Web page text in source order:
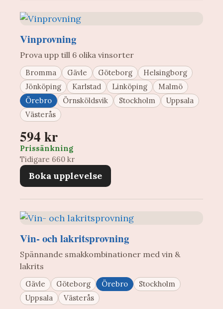
Vinprovning
Prova upp till 6 olika vinsorter
Bromma Gävle Göteborg
Helsingborg
Jönköping
Karlstad Linköping
Malmö
Örebro
Örnsköldsvik Stockholm
Uppsala
Västerås
594 kr
Prissänkning
Tidigare 660 kr
Boka upplevelse
Vin- och lakritsprovning
Spännande smakkombinationer med vin &
lakrits
Gävle Göteborg Örebro
Stockholm
Uppsala
Västerås